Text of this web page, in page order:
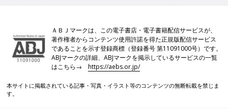
ＡＢＪマークは、この電子書店・電子書籍配信サービスが、
著作権者からコンテンツ使用許諾を得た正規版配信サービス
であることを示す登録商標（登録番号 第11091000号）です。
ABJマークの詳細、ABJマークを掲示しているサービスの一覧
はこちら→https://aebs.or.jp/
本サイトに掲載されている記事・写真・イラスト等のコンテンツの無断転載を禁じま
す。